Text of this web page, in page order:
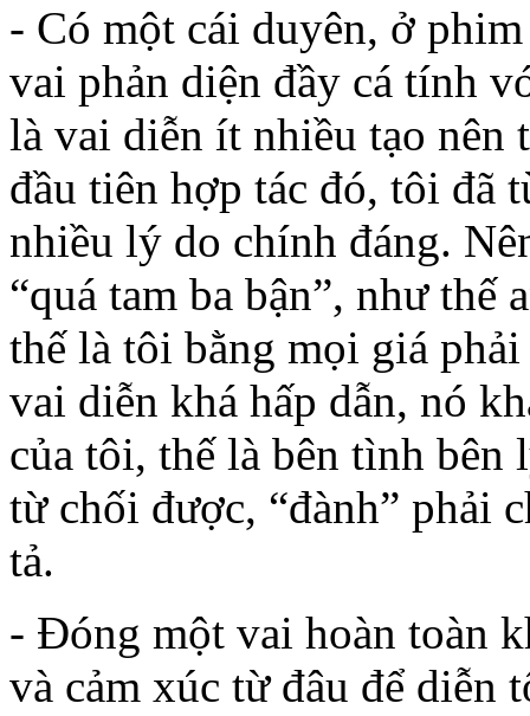
- Có một cái duyên, ở
vai phản diện đầy cá tính
là vai diễn ít nhiều tạo nên
đầu tiên hợp tác đó, tôi đã
nhiều lý do chính đáng.
“quá tam ba bận”, như thế
thế là tôi bằng mọi giá
vai diễn khá hấp dẫn, nó
của tôi, thế là bên tình
từ chối được, “đành” phải
tả.
- Đóng một vai hoàn toàn
và cảm xúc từ đâu để diễn